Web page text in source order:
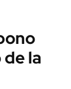
la